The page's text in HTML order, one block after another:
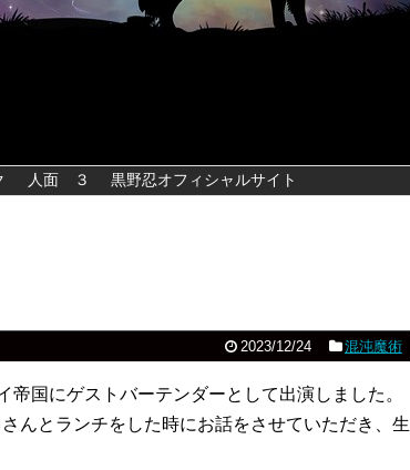
人面 ３ 黒野忍オフィシャルサイト
2023/12/24 混沌魔術
国にゲストバーテンダーとして出演しました。
んとランチをした時にお話をさせていただき、生